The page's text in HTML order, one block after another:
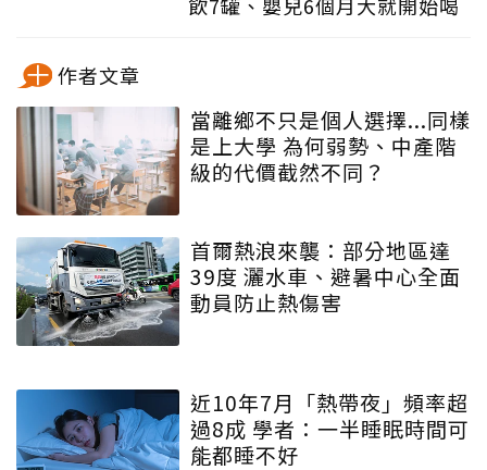
作者文章
當離鄉不只是個人選擇...同樣
是上大學 為何弱勢、中產階
級的代價截然不同？
首爾熱浪來襲：部分地區達
39度 灑水車、避暑中心全面
動員防止熱傷害
近10年7月「熱帶夜」頻率超
過8成 學者：一半睡眠時間可
能都睡不好